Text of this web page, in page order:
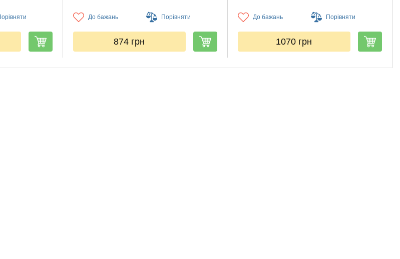
До бажань Порівняти
874 грн
До бажань Порівняти
1070 грн